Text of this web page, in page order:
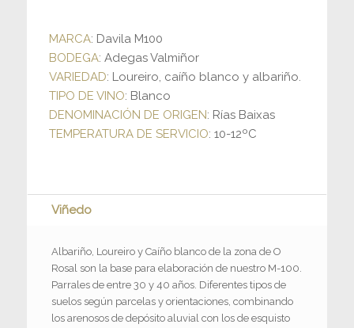
MARCA: Davila M100
BODEGA: Adegas Valmiñor
VARIEDAD: Loureiro, caíño blanco y albariño.
TIPO DE VINO: Blanco
DENOMINACIÓN DE ORIGEN: Rías Baixas
TEMPERATURA DE SERVICIO: 10-12ºC
Viñedo
Albariño, Loureiro y Caíño blanco de la zona de O
Rosal son la base para elaboración de nuestro M-100.
Parrales de entre 30 y 40 años. Diferentes tipos de
suelos según parcelas y orientaciones, combinando
los arenosos de depósito aluvial con los de esquisto